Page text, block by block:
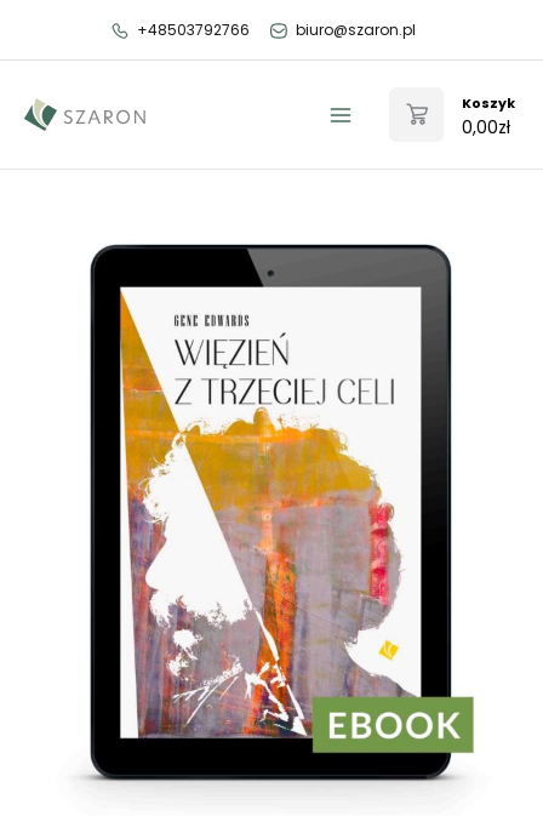
+48503792766 biuro@szaron.pl
Menu
Koszyk
0,00zł